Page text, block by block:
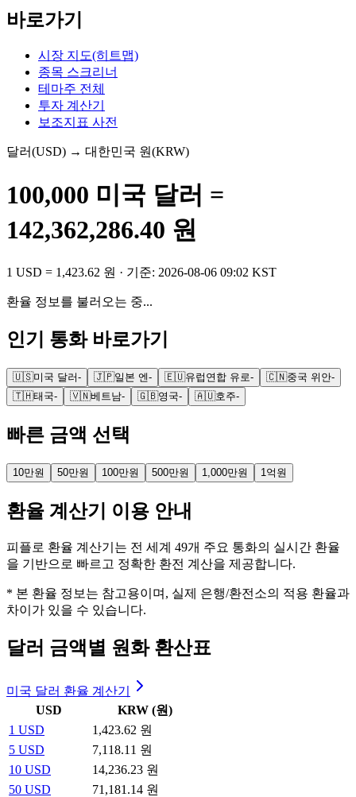
바로가기
시장 지도(히트맵)
종목 스크리너
테마주 전체
투자 계산기
보조지표 사전
달러(USD) → 대한민국 원(KRW)
100,000 미국 달러 =
142,362,286.40 원
1 USD = 1,423.62 원 · 기준: 2026-08-06 09:02 KST
환율 정보를 불러오는 중...
인기 통화 바로가기
🇺🇸미국 달러- 🇯🇵일본 엔- 🇪🇺유럽연합 유로- 🇨🇳중국 위안-
🇹🇭태국- 🇻🇳베트남- 🇬🇧영국- 🇦🇺호주-
빠른 금액 선택
10만원 50만원 100만원 500만원 1,000만원 1억원
환율 계산기 이용 안내
피플로 환율 계산기는 전 세계 49개 주요 통화의 실시간 환율
을 기반으로 빠르고 정확한 환전 계산을 제공합니다.
* 본 환율 정보는 참고용이며, 실제 은행/환전소의 적용 환율과
차이가 있을 수 있습니다.
달러 금액별 원화 환산표
미국 달러 환율 계산기
USD
KRW (원)
1 USD
1,423.62 원
5 USD
7,118.11 원
10 USD
14,236.23 원
50 USD
71,181.14 원